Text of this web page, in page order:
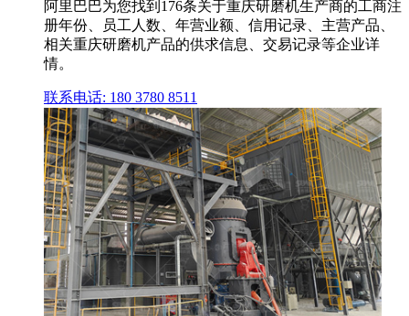
阿里巴巴为您找到176条关于重庆研磨机生产商的工商注
册年份、员工人数、年营业额、信用记录、主营产品、
相关重庆研磨机产品的供求信息、交易记录等企业详
情。
联系电话: 180 3780 8511